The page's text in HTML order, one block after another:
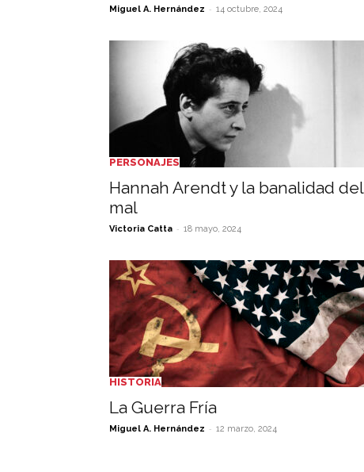
Miguel A. Hernández - 14 octubre, 2024
PERSONAJES
Hannah Arendt y la banalidad del
mal
Victoria Catta - 18 mayo, 2024
HISTORIA
La Guerra Fría
Miguel A. Hernández - 12 marzo, 2024